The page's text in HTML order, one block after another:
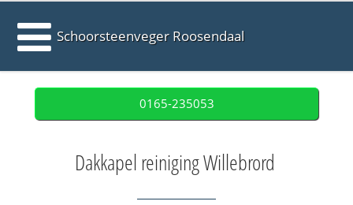
Schoorsteenveger Roosendaal
0165-235053
Dakkapel reiniging Willebrord